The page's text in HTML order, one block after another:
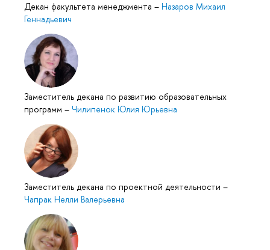
Декан факультета менеджмента – Назаров Михаил
Геннадьевич
Заместитель декана по развитию образовательных
программ – Чилипенок Юлия Юрьевна
Заместитель декана по проектной деятельности –
Чапрак Нелли Валерьевна